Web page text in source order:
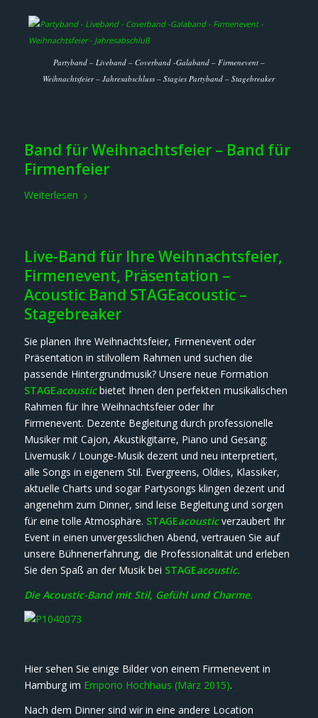
Partyband – Liveband – Coverband -Galaband – Firmenevent –
Weihnachtsfeier – Jahresabschluss – Stagies Partyband – Stagebreaker
Band für Weihnachtsfeier – Band für
Firmenfeier
Weiterlesen
Live-Band für Ihre Weihnachtsfeier,
Firmenevent, Präsentation –
Acoustic Band STAGEacoustic –
Stagebreaker
Sie planen Ihre Weihnachtsfeier, Firmenevent oder
Präsentation in stilvollem Rahmen und suchen die
passende Hintergrundmusik? Unsere neue Formation
STAGEacousticbietet Ihnen den perfekten musikalischen
Rahmen für Ihre Weihnachtsfeier oder Ihr
Firmenevent. Dezente Begleitung durch professionelle
Musiker mit Cajon, Akustikgitarre, Piano und Gesang:
Livemusik / Lounge-Musik dezent und neu interpretiert,
alle Songs in eigenem Stil. Evergreens, Oldies, Klassiker,
aktuelle Charts und sogar Partysongs klingen dezent und
angenehm zum Dinner, sind leise Begleitung und sorgen
für eine tolle Atmosphäre. STAGEacousticverzaubert Ihr
Event in einen unvergesslichen Abend, vertrauen Sie auf
unsere Bühnenerfahrung, die Professionalität und erleben
Sie den Spaß an der Musik bei STAGEacoustic.
Die Acoustic-Band mit Stil, Gefühl und Charme.
Hier sehen Sie einige Bilder von einem Firmenevent in
Hamburg im Emporio Hochhaus (März 2015).
Nach dem Dinner sind wir in eine andere Location